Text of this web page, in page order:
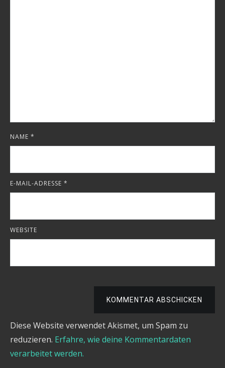
NAME *
E-MAIL-ADRESSE *
WEBSITE
KOMMENTAR ABSCHICKEN
Diese Website verwendet Akismet, um Spam zu
reduzieren. Erfahre, wie deine Kommentardaten
verarbeitet werden.